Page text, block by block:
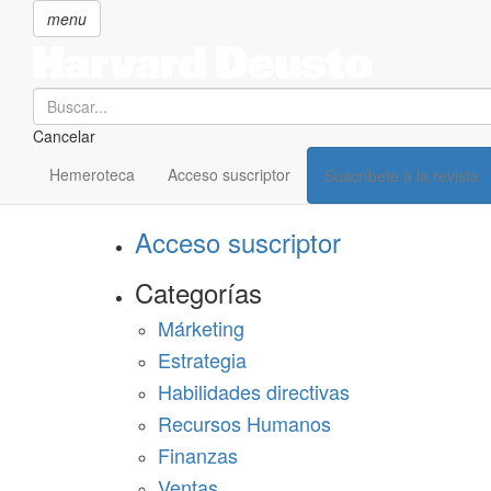
menu
Search
Cancelar
Hemeroteca Acceso suscriptor Suscríbete a la revista
SECCIONES
Suscríbete a Harvard Deusto
Acceso suscriptor
Categorías
Márketing
Estrategia
Habilidades directivas
Recursos Humanos
Finanzas